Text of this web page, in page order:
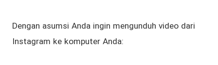
Dengan asumsi Anda ingin mengunduh video dari
Instagram ke komputer Anda: